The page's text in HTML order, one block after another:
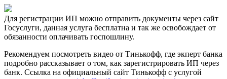
Для регистрации ИП можно отправить документы через сайт
Госуслуги, данная услуга бесплатна и так же освобождает от
обязанности оплачивать госпошлину.
Рекомендуем посмотреть видео от Тинькофф, где экперт банка
подробно рассказывает о том, как зарегистрировать ИП через
банк. Ссылка на официальный сайт Тинькофф с услугой